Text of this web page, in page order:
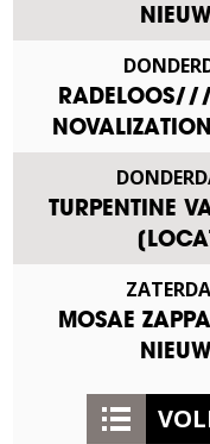
RADELOOS///
TURPENTINE
MOSAE